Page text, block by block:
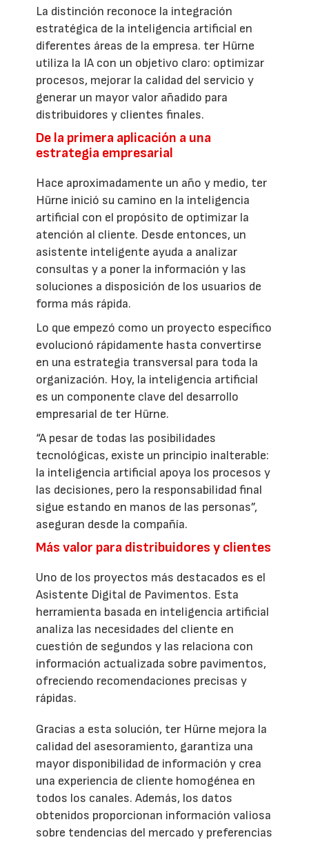
La distinción reconoce la integración
estratégica de la inteligencia artificial en
diferentes áreas de la empresa. ter Hürne
utiliza la IA con un objetivo claro: optimizar
procesos, mejorar la calidad del servicio y
generar un mayor valor añadido para
distribuidores y clientes finales.
De la primera aplicación a una
estrategia empresarial
Hace aproximadamente un año y medio, ter
Hürne inició su camino en la inteligencia
artificial con el propósito de optimizar la
atención al cliente. Desde entonces, un
asistente inteligente ayuda a analizar
consultas y a poner la información y las
soluciones a disposición de los usuarios de
forma más rápida.
Lo que empezó como un proyecto específico
evolucionó rápidamente hasta convertirse
en una estrategia transversal para toda la
organización. Hoy, la inteligencia artificial
es un componente clave del desarrollo
empresarial de ter Hürne.
“A pesar de todas las posibilidades
tecnológicas, existe un principio inalterable:
la inteligencia artificial apoya los procesos y
las decisiones, pero la responsabilidad final
sigue estando en manos de las personas”,
aseguran desde la compañía.
Más valor para distribuidores y clientes
Uno de los proyectos más destacados es el
Asistente Digital de Pavimentos. Esta
herramienta basada en inteligencia artificial
analiza las necesidades del cliente en
cuestión de segundos y las relaciona con
información actualizada sobre pavimentos,
ofreciendo recomendaciones precisas y
rápidas.
Gracias a esta solución, ter Hürne mejora la
calidad del asesoramiento, garantiza una
mayor disponibilidad de información y crea
una experiencia de cliente homogénea en
todos los canales. Además, los datos
obtenidos proporcionan información valiosa
sobre tendencias del mercado y preferencias